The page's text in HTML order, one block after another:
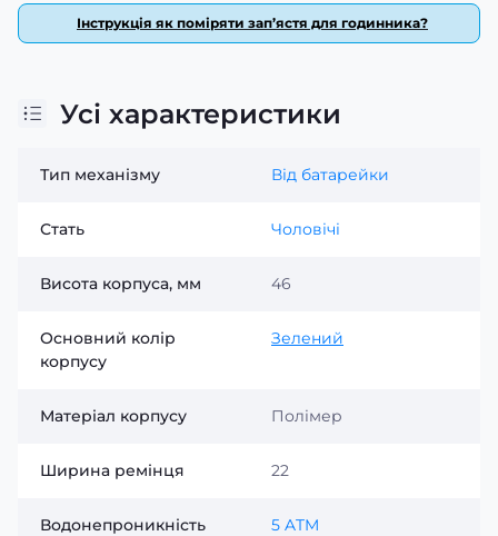
Інструкція як поміряти зап’ястя для годинника?
Усі характеристики
Тип механізму Від батарейки
Стать Чоловічі
Висота корпуса, мм 46
Основний колір
корпусу
Зелений
Матеріал корпусу Полімер
Ширина ремінця 22
Водонепроникність 5 ATM